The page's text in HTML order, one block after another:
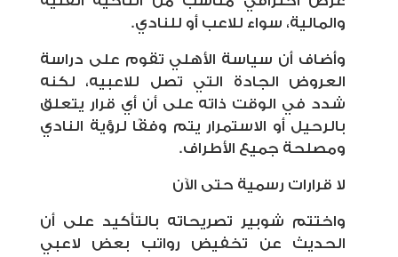
والمالية، سواء للاعب أو للنادي.
وأضاف أن سياسة الأهلي تقوم على دراسة
العروض الجادة التي تصل للاعبيه، لكنه
شدد في الوقت ذاته على أن أي قرار يتعلق
بالرحيل أو الاستمرار يتم وفقًا لرؤية النادي
ومصلحة جميع الأطراف.
لا قرارات رسمية حتى الآن
واختتم شوبير تصريحاته بالتأكيد على أن
الحديث عن تخفيض رواتب بعض لاعبي